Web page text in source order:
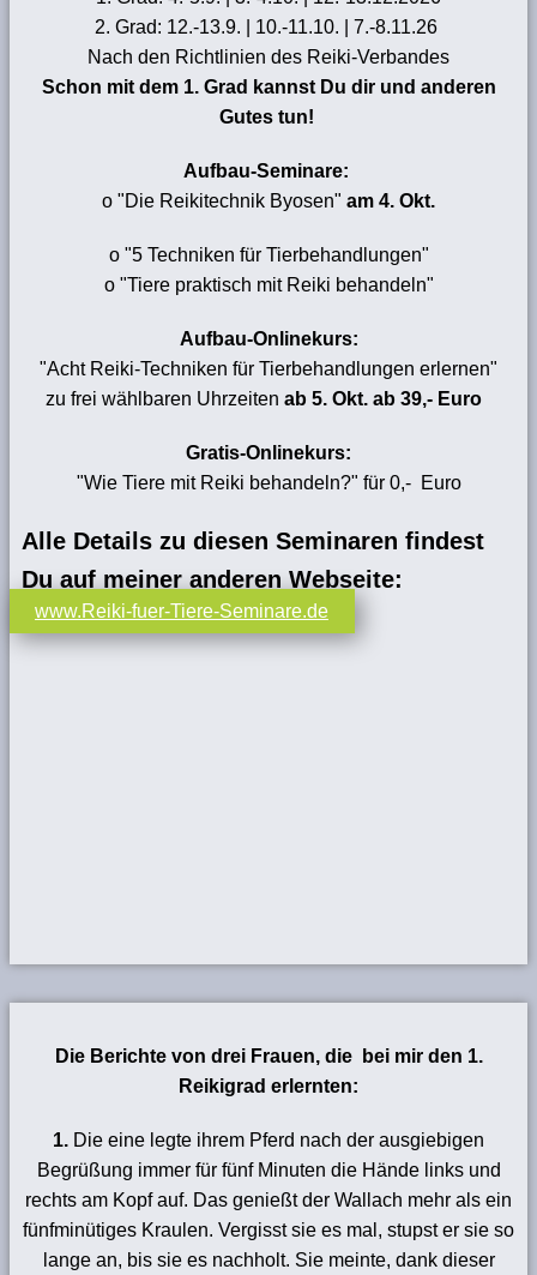
2. Grad: 12.-13.9. | 10.-11.10. | 7.-8.11.26
Nach den Richtlinien des Reiki-Verbandes
Schon mit dem 1. Grad kannst Du dir und anderen
Gutes tun!
Aufbau-Seminare:
o "Die Reikitechnik Byosen" am 4. Okt.
o"5 Techniken für Tierbehandlungen"
o "Tiere praktisch mit Reiki behandeln"
Aufbau-Onlinekurs:
"Acht Reiki-Techniken für Tierbehandlungen erlernen"
zu frei wählbaren Uhrzeiten ab 5. Okt. ab 39,- Euro
Gratis-Onlinekurs:
"Wie Tiere mit Reiki behandeln?" für 0,- Euro
Alle Details zu diesen Seminaren findest
Du auf meiner anderen Webseite:
www.Reiki-fuer-Tiere-Seminare.de
Die Berichte von drei Frauen, die bei mir den 1.
Reikigrad erlernten:
1. Die eine legte ihrem Pferd nach der ausgiebigen
Begrüßung immer für fünf Minuten die Hände links und
rechts am Kopf auf. Das genießt der Wallach mehr als ein
fünfminütiges Kraulen. Vergisst sie es mal, stupst er sie so
lange an, bis sie es nachholt. Sie meinte, dank dieser